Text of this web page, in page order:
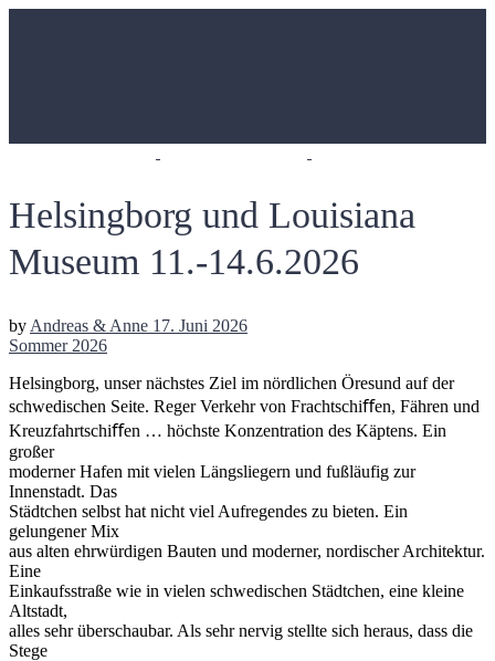
Helsingborg und Louisiana
Museum 11.-14.6.2026
byAndreas & Anne 17. Juni 2026
Sommer 2026
Helsingborg, unser nächstes Ziel im nördlichen Öresund auf der
schwedischen Seite. Reger Verkehr von Frachtschiﬀen, Fähren und
Kreuzfahrtschiﬀen … höchste Konzentration des Käptens. Ein
großer
moderner Hafen mit vielen Längsliegern und fußläufig zur
Innenstadt. Das
Städtchen selbst hat nicht viel Aufregendes zu bieten. Ein
gelungener Mix
aus alten ehrwürdigen Bauten und moderner, nordischer Architektur.
Eine
Einkaufsstraße wie in vielen schwedischen Städtchen, eine kleine
Altstadt,
alles sehr überschaubar. Als sehr nervig stellte sich heraus, dass die
Stege